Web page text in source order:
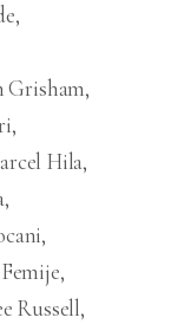
Grisham
Hila
Russell